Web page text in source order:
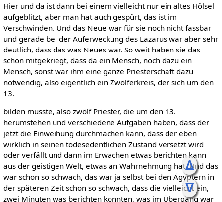
ᐃ
ᐁ
Hier und da ist dann bei einem vielleicht nur ein altes Hölsel
aufgeblitzt, aber man hat auch gespürt, das ist im
Verschwinden. Und das Neue war für sie noch nicht fassbar
und gerade bei der Auferweckung des Lazarus war aber sehr
deutlich, dass das was Neues war. So weit haben sie das
schon mitgekriegt, dass da ein Mensch, noch dazu ein
Mensch, sonst war ihm eine ganze Priesterschaft dazu
notwendig, also eigentlich ein Zwölferkreis, der sich um den
13.
bilden musste, also zwölf Priester, die um den 13.
herumstehen und verschiedene Aufgaben haben, dass der
jetzt die Einweihung durchmachen kann, dass der eben
wirklich in seinen todesedentlichen Zustand versetzt wird
oder verfällt und dann im Erwachen etwas berichten kann
aus der geistigen Welt, etwas an Wahrnehmung hat. Und das
war schon so schwach, das war ja selbst bei den Ägyptern in
der späteren Zeit schon so schwach, dass die vielleicht ein,
zwei Minuten was berichten konnten, was im Übergang war